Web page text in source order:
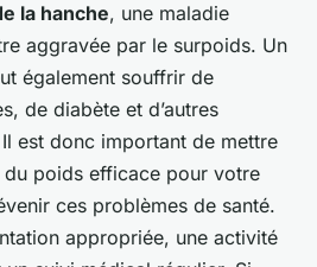
la hanche, une maladie
aggravée par le surpoids. Un
également souffrir de
de diabète et d’autres
est donc important de mettre
poids efficace pour votre
ces problèmes de santé.
appropriée, une activité